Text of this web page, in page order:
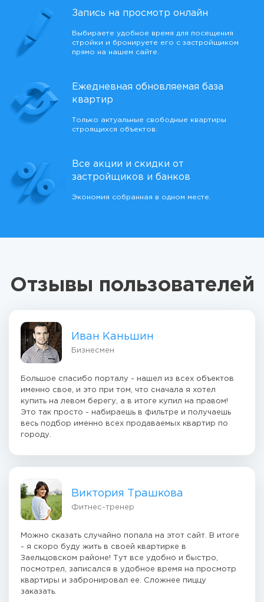
Запись на просмотр онлайн
Выбираете удобное время для посещения
стройки и бронируете его с застройщиком
прямо на нашем сайте.
Ежедневная обновляемая база
квартир
Только актуальные свободные квартиры
строящихся объектов.
Все акции и скидки от
застройщиков и банков
Экономия собранная в одном месте.
Отзывы пользователей
Иван Каньшин
Бизнесмен
Большое спасибо порталу - нашел из всех объектов
именно свое, и это при том, что сначала я хотел
купить на левом берегу, а в итоге купил на правом!
Это так просто - набираешь в фильтре и получаешь
весь подбор именно всех продаваемых квартир по
городу.
Виктория Трашкова
Фитнес-тренер
Можно сказать случайно попала на этот сайт. В итоге
- я скоро буду жить в своей квартирке в
Заельцовском районе! Тут все удобно и быстро,
посмотрел, записался в удобное время на просмотр
квартиры и забронировал ее. Сложнее пиццу
заказать.